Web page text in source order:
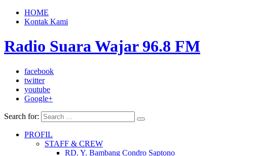
HOME
Kontak Kami
Radio Suara Wajar 96.8 FM
facebook
twitter
youtube
Google+
Search for:
PROFIL
STAFF & CREW
RD. Y. Bambang Condro Saptono